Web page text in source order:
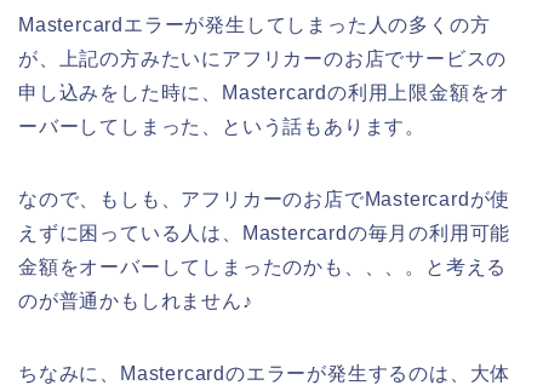
Mastercardエラーが発生してしまった人の多くの方
が、上記の方みたいにアフリカーのお店でサービスの
申し込みをした時に、Mastercardの利用上限金額をオ
ーバーしてしまった、という話もあります。
なので、もしも、アフリカーのお店でMastercardが使
えずに困っている人は、Mastercardの毎月の利用可能
金額をオーバーしてしまったのかも、、、。と考える
のが普通かもしれません♪
ちなみに、Mastercardのエラーが発生するのは、大体